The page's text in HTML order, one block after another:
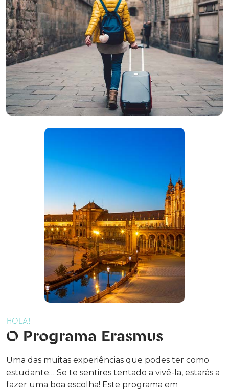
HOLA!
O Programa Erasmus
Uma das muitas experiências que podes ter como
estudante… Se te sentires tentado a vivê-la, estarás a
fazer uma boa escolha! Este programa em